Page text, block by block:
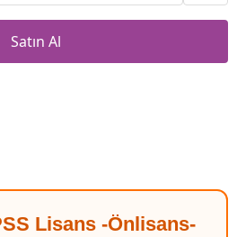
Satın Al
Lisans -Önlisans-